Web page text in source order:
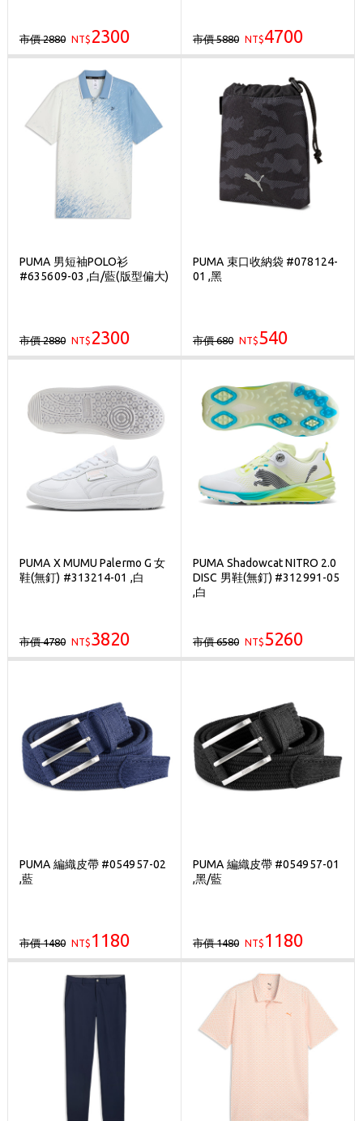
市價 2880 NT$ 2300 市價 5880 NT$4700
PUMA 男短袖POLO衫
#635609-03 ,白/藍(版型偏大)
市價 2880 NT$ 2300
PUMA 束口收納袋 #078124-
01 ,黑
市價 680 NT$540
PUMA X MUMU Palermo G 女
鞋(無釘) #313214-01 ,白
市價 4780 NT$3820
PUMA Shadowcat NITRO 2.0
DISC 男鞋(無釘) #312991-05
,白
市價 6580 NT$5260
PUMA 編織皮帶 #054957-02
,藍
市價 1480 NT$ 1180
PUMA 編織皮帶 #054957-01
,黑/藍
市價 1480 NT$ 1180